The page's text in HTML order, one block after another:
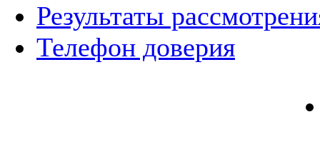
Результаты
Телефон доверия